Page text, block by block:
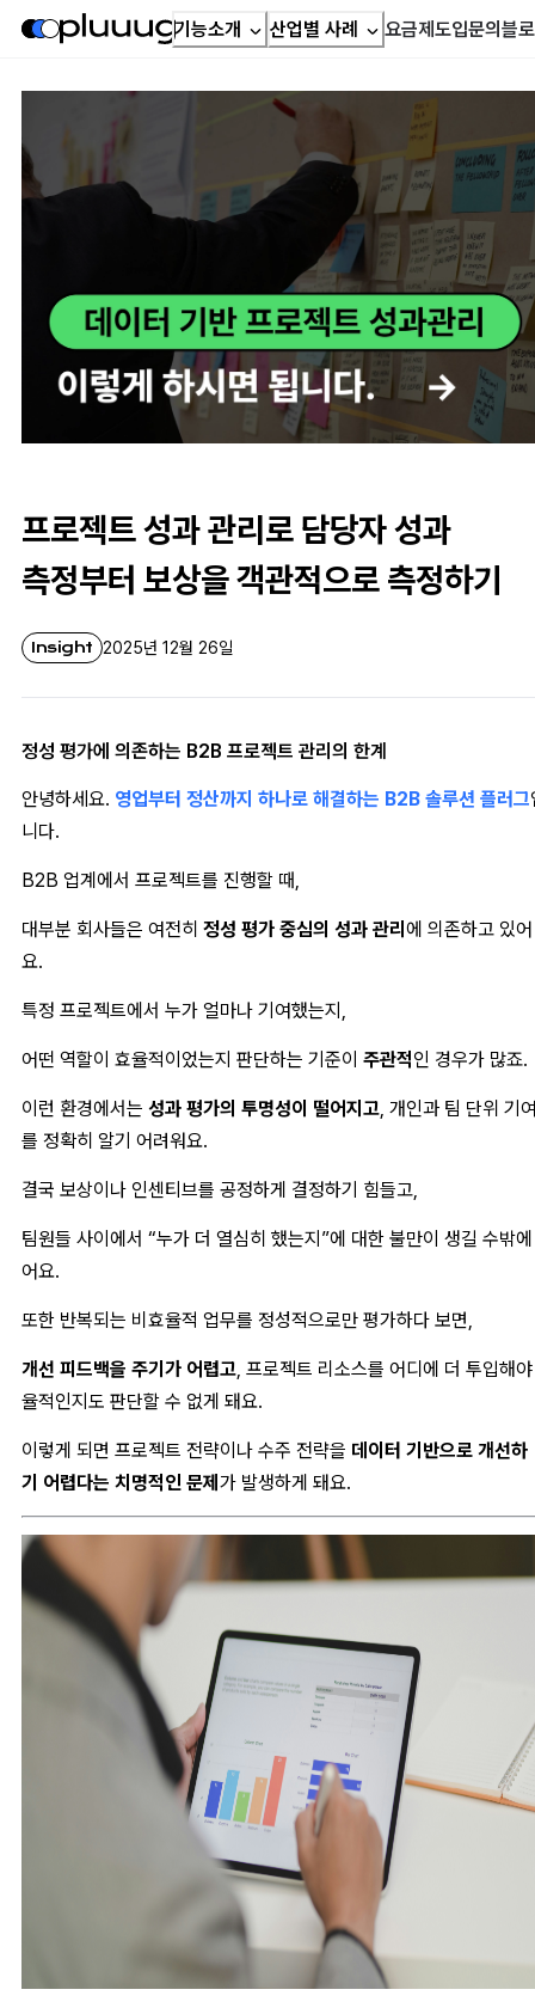
기능소개 산업별 사례 요금제 도입문의 블
프로젝트 성과 관리로 담당자 성과
측정부터 보상을 객관적으로 측정하기
Insight 2025년 12월 26일
정성 평가에 의존하는 B2B 프로젝트 관리의 한계
안녕하세요. 영업부터 정산까지 하나로 해결하는 B2B 솔루션 플러그
니다.
B2B 업계에서 프로젝트를 진행할 때,
대부분 회사들은 여전히 정성 평가 중심의 성과 관리 에 의존하고 있어
요.
특정 프로젝트에서 누가 얼마나 기여했는지,
어떤 역할이 효율적이었는지 판단하는 기준이 주관적인 경우가 많죠.
이런 환경에서는 성과 평가의 투명성이 떨어지고, 개인과 팀 단위 기
를 정확히 알기 어려워요.
결국 보상이나 인센티브를 공정하게 결정하기 힘들고,
팀원들 사이에서 “누가 더 열심히 했는지”에 대한 불만이 생길 수밖
어요.
또한 반복되는 비효율적 업무를 정성적으로만 평가하다 보면,
개선 피드백을 주기가 어렵고, 프로젝트 리소스를 어디에 더 투입해
율적인지도 판단할 수 없게 돼요.
이렇게 되면 프로젝트 전략이나 수주 전략을 데이터 기반으로 개선하
기 어렵다는 치명적인 문제 가 발생하게 돼요.